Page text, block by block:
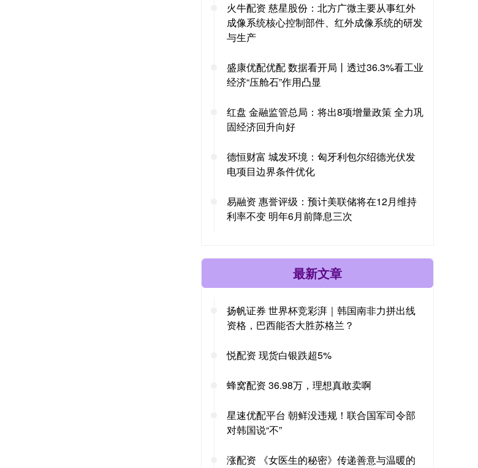
火牛配资 慈星股份：北方广微主要从事红外
成像系统核心控制部件、红外成像系统的研发
与生产
盛康优配优配 数据看开局丨透过36.3%看工业
经济“压舱石”作用凸显
红盘 金融监管总局：将出8项增量政策 全力巩
固经济回升向好
德恒财富 城发环境：匈牙利包尔绍德光伏发
电项目边界条件优化
易融资 惠誉评级：预计美联储将在12月维持
利率不变 明年6月前降息三次
最新文章
扬帆证券 世界杯竞彩湃｜韩国南非力拼出线
资格，巴西能否大胜苏格兰？
悦配资 现货白银跌超5%
蜂窝配资 36.98万，理想真敢卖啊
星速优配平台 朝鲜没违规！联合国军司令部
对韩国说“不”
涨配资 《女医生的秘密》传递善意与温暖的